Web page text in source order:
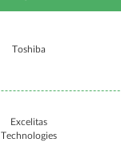
Toshiba
Excelitas
Technologies